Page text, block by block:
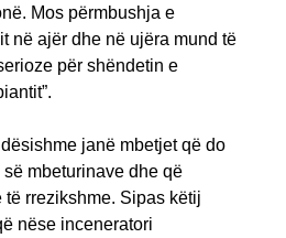
Mos përmbushja e
në ajër dhe në ujëra mund të
për shëndetin e
janë mbetjet që do
mbeturinave dhe që
të rrezikshme. Sipas këtij
nëse inceneratori